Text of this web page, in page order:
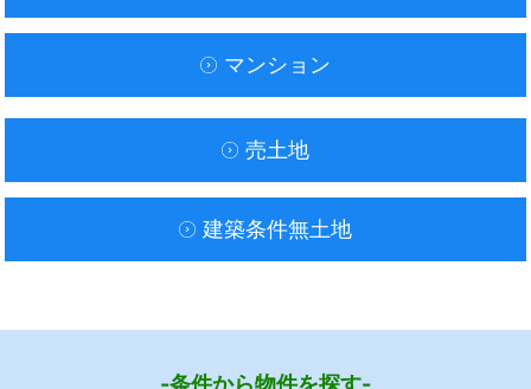
マンション
売土地
建築条件無土地
-条件から物件を探す-